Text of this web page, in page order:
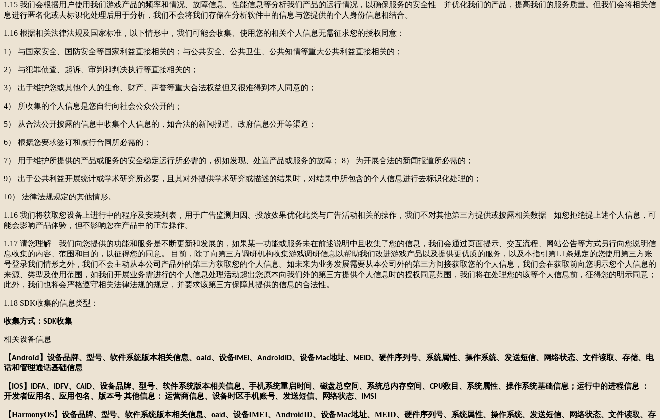
1.15 我们会根据用户使用我们游戏产品的频率和情况、故障信息、性能信息等分析我们产品的运行情况，以确保服务的安全性，并优化我们的产品，提高我们的服务质量。但我们会将相关信
息进行匿名化或去标识化处理后用于分析，我们不会将我们存储在分析软件中的信息与您提供的个人身份信息相结合。
1.16 根据相关法律法规及国家标准，以下情形中，我们可能会收集、使用您的相关个人信息无需征求您的授权同意：
1） 与国家安全、国防安全等国家利益直接相关的；与公共安全、公共卫生、公共知情等重大公共利益直接相关的；
2） 与犯罪侦查、起诉、审判和判决执行等直接相关的；
3） 出于维护您或其他个人的生命、财产、声誉等重大合法权益但又很难得到本人同意的；
4） 所收集的个人信息是您自行向社会公众公开的；
5） 从合法公开披露的信息中收集个人信息的，如合法的新闻报道、政府信息公开等渠道；
6） 根据您要求签订和履行合同所必需的；
7） 用于维护所提供的产品或服务的安全稳定运行所必需的，例如发现、处置产品或服务的故障； 8） 为开展合法的新闻报道所必需的；
9） 出于公共利益开展统计或学术研究所必要，且其对外提供学术研究或描述的结果时，对结果中所包含的个人信息进行去标识化处理的；
10） 法律法规规定的其他情形。
1.16 我们将获取您设备上进行中的程序及安装列表，用于广告监测归因、投放效果优化此类与广告活动相关的操作，我们不对其他第三方提供或披露相关数据，如您拒绝提上述个人信息，可
能会影响产品体验，但不影响您在产品中的正常操作。
1.17 请您理解，我们向您提供的功能和服务是不断更新和发展的，如果某一功能或服务未在前述说明中且收集了您的信息，我们会通过页面提示、交互流程、网站公告等方式另行向您说明信
息收集的内容、范围和目的，以征得您的同意。 目前，除了向第三方调研机构收集游戏调研信息以帮助我们改进游戏产品以及提供更优质的服务，以及本指引第1.1条规定的您使用第三方账
号登录我们情形之外，我们不会主动从本公司产品外的第三方获取您的个人信息。如未来为业务发展需要从本公司外的第三方间接获取您的个人信息，我们会在获取前向您明示您个人信息的
来源、类型及使用范围，如我们开展业务需进行的个人信息处理活动超出您原本向我们外的第三方提供个人信息时的授权同意范围，我们将在处理您的该等个人信息前，征得您的明示同意；
此外，我们也将会严格遵守相关法律法规的规定，并要求该第三方保障其提供的信息的合法性。
1.18 SDK收集的信息类型：
收集方式： SDK收集
相关设备信息：
【Android 】设备品牌、型号、软件系统版本相关信息、 oaid 、设备 IMEI 、 AndroidID、设备Mac地址、 MEID、硬件序列号、系统属性、操作系统、发送短信、网络状态、文件读取、存储、电
话和管理通话基础信息
【 IOS 】 IDFA、 IDFV、CAID、设备品牌、型号、软件系统版本相关信息、手机系统重启时间、磁盘总空间、系统总内存空间、 CPU数目、系统属性、操作系统基础信息；运行中的进程信息 ：
开发者应用名、应用包名、版本号 其他信息： 运营商信息、设备时区手机账号、发送短信、网络状态、
IMSI
【HarmonyOS】设备品牌、型号、软件系统版本相关信息、oaid、设备IMEI、AndroidID、设备Mac地址、MEID、硬件序列号、系统属性、操作系统、发送短信、网络状态、文件读取、存